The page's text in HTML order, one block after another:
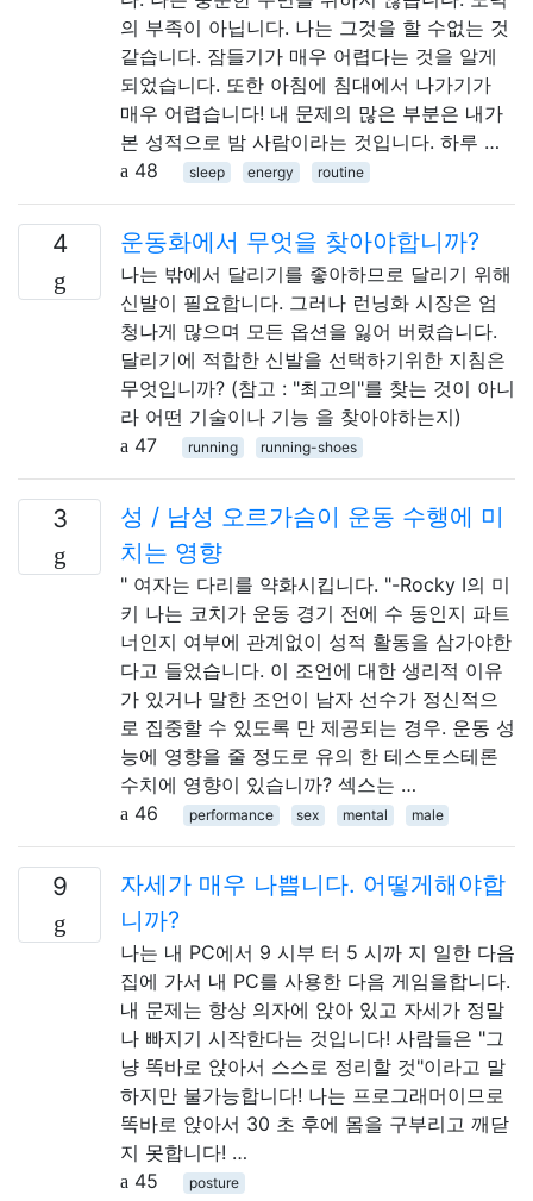
의 부족이 아닙니다. 나는 그것을 할 수없는 것
같습니다. 잠들기가 매우 어렵다는 것을 알게
되었습니다. 또한 아침에 침대에서 나가기가
매우 어렵습니다! 내 문제의 많은 부분은 내가
본 성적으로 밤 사람이라는 것입니다. 하루 …
48
sleep energy routine
4 운동화에서 무엇을 찾아야합니까?
나는 밖에서 달리기를 좋아하므로 달리기 위해
신발이 필요합니다. 그러나 런닝화 시장은 엄
청나게 많으며 모든 옵션을 잃어 버렸습니다.
달리기에 적합한 신발을 선택하기위한 지침은
무엇입니까? (참고 : "최고의"를 찾는 것이 아니
라 어떤 기술이나 기능 을 찾아야하는지)
47
running running-shoes
3
성 / 남성 오르가슴이 운동 수행에 미
치는 영향
" 여자는 다리를 약화시킵니다. "-Rocky I의 미
키 나는 코치가 운동 경기 전에 수 동인지 파트
너인지 여부에 관계없이 성적 활동을 삼가야한
다고 들었습니다. 이 조언에 대한 생리적 이유
가 있거나 말한 조언이 남자 선수가 정신적으
로 집중할 수 있도록 만 제공되는 경우. 운동 성
능에 영향을 줄 정도로 유의 한 테스토스테론
수치에 영향이 있습니까? 섹스는 …
46
performance sex mental male
9
자세가 매우 나쁩니다. 어떻게해야합
니까?
나는 내 PC에서 9 시부 터 5 시까 지 일한 다음
집에 가서 내 PC를 사용한 다음 게임을합니다.
내 문제는 항상 의자에 앉아 있고 자세가 정말
나 빠지기 시작한다는 것입니다! 사람들은 "그
냥 똑바로 앉아서 스스로 정리할 것"이라고 말
하지만 불가능합니다! 나는 프로그래머이므로
똑바로 앉아서 30 초 후에 몸을 구부리고 깨닫
지 못합니다! …
45
posture